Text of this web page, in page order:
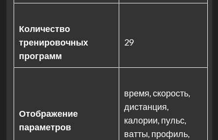
Количество
тренировочных
программ
29
Отображение
параметров
время, скорость,
дистанция,
калории, пульс,
ватты, профиль,